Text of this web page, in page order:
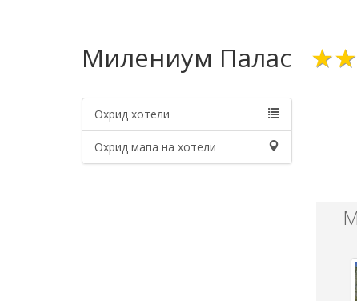
Милениум Палас
Охрид хотели
Охрид мапа на хотели